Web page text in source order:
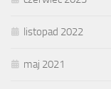
listopad 2022
maj 2021